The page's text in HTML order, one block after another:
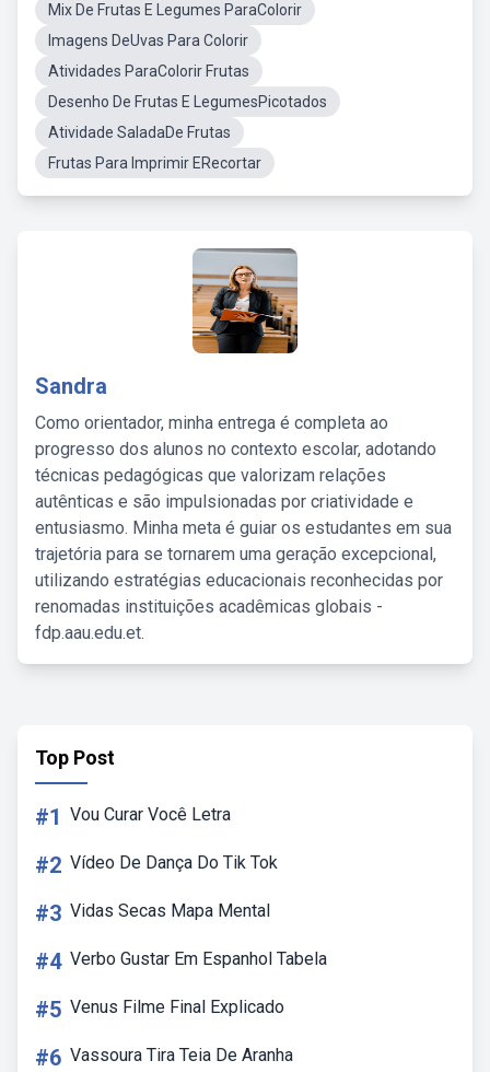
Mix De Frutas E Legumes ParaColorir
Imagens DeUvas Para Colorir
Atividades ParaColorir Frutas
Desenho De Frutas E LegumesPicotados
Atividade SaladaDe Frutas
Frutas Para Imprimir ERecortar
Sandra
Como orientador, minha entrega é completa ao
progresso dos alunos no contexto escolar, adotando
técnicas pedagógicas que valorizam relações
autênticas e são impulsionadas por criatividade e
entusiasmo. Minha meta é guiar os estudantes em sua
trajetória para se tornarem uma geração excepcional,
utilizando estratégias educacionais reconhecidas por
renomadas instituições acadêmicas globais -
fdp.aau.edu.et.
Top Post
#1 Vou Curar Você Letra
#2 Vídeo De Dança Do Tik Tok
#3 Vidas Secas Mapa Mental
#4 Verbo Gustar Em Espanhol Tabela
#5 Venus Filme Final Explicado
#6 Vassoura Tira Teia De Aranha